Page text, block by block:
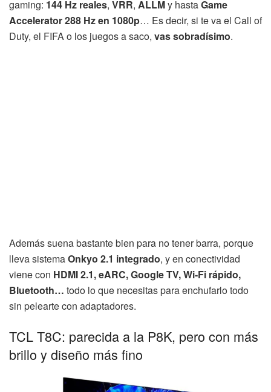
gaming: 144 Hz reales, VRR, ALLMy hastaGame
Accelerator 288 Hz en 1080p… Es decir, si te va el Call of
Duty, el FIFA o los juegos a saco, vas sobradísimo.
Además suena bastante bien para no tener barra, porque
lleva sistemaOnkyo 2.1 integrado, y en conectividad
viene con HDMI 2.1, eARC, Google TV, Wi-Fi rápido,
Bluetooth… todo lo que necesitas para enchufarlo todo
sin pelearte con adaptadores.
TCL T8C: parecida a la P8K, pero con más
brillo y diseño más fino